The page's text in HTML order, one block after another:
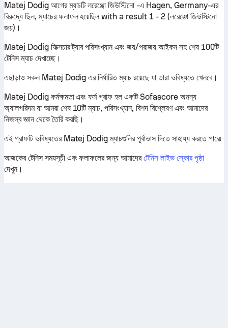
Matej Dodig আগের ম্যাচটি লরেঞ্জো জিউস্টিনো -এ Hagen, Germany-এর
বিরুদ্ধে ছিল, ম্যাচের ফলাফল হয়েছিল with a result 1 - 2 (লরেঞ্জো জিউস্টিনো
জয়)।
Matej Dodig ফিক্সচার ট্যাব পরিসংখ্যান এবং জয়/পরাজয় আইকন সহ শেষ 100টি
টেনিস ম্যাচ দেখাচ্ছে।
এছাড়াও সকল Matej Dodig এর নির্ধারিত ম্যাচ রয়েছে যা তারা ভবিষ্যতে খেলবে।
Matej Dodig কর্মক্ষমতা এবং ফর্ম গ্রাফ হল একটি Sofascore অনন্য
অ্যালগরিদম যা আমরা শেষ 10টি ম্যাচ, পরিসংখ্যান, বিশদ বিশ্লেষণ এবং আমাদের
নিজস্ব জ্ঞান থেকে তৈরি করছি।
এই গ্রাফটি ভবিষ্যতের Matej Dodig ম্যাচগুলির পূর্বাভাস দিতে সাহায্য করতে পারে৷
আজকের টেনিস সময়সূচী এবং ফলাফলের জন্য আমাদেরটেনিস লাইভ স্কোর পৃষ্ঠা
দেখুন।